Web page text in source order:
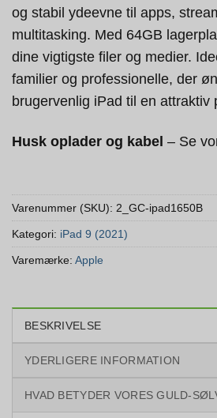
og stabil ydeevne til apps,
multitasking. Med 64GB
dine vigtigste filer og medier.
familier og professionelle, der
brugervenlig iPad til en attraktiv
Husk oplader og kabel – Se
Varenummer (SKU): 2_GC-ipad1650B
Kategori: iPad 9 (2021)
Varemærke: Apple
BESKRIVELSE
YDERLIGERE INFORMATION
HVAD BETYDER VORES GULD-